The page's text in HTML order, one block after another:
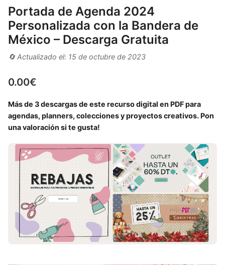
Portada de Agenda 2024
Personalizada con la Bandera de
México – Descarga Gratuita
🔄 Actualizado el: 15 de octubre de 2023
0.00€
Más de 3 descargas de este recurso digital en PDF para
agendas, planners, colecciones y proyectos creativos. Pon
una valoración si te gusta!